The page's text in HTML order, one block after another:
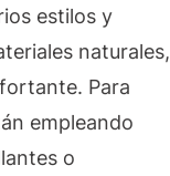
estilos y
naturales,
Para
empleando
o